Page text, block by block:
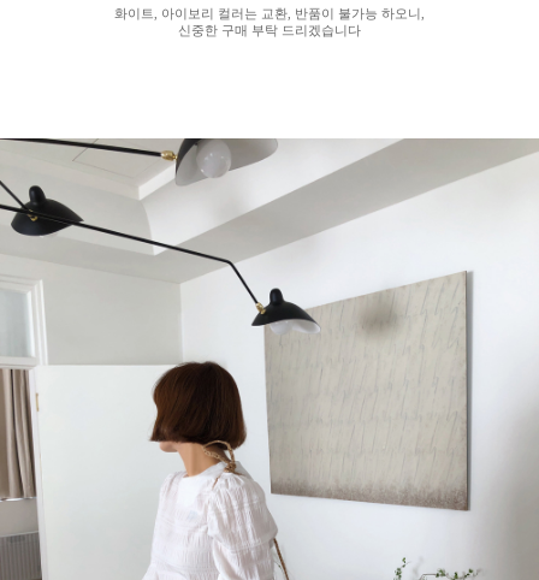
화이트 아이보리 컬러는 교환 반품이 불가능 하오니
신중한 구매 부탁 드리겠습니다